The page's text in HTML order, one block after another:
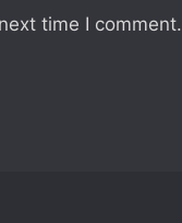
time I comment.